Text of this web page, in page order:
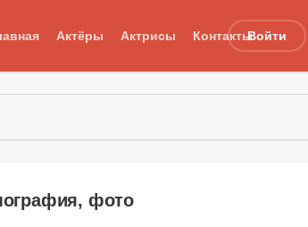
Актёры Актрисы КонтактыВойти
фото